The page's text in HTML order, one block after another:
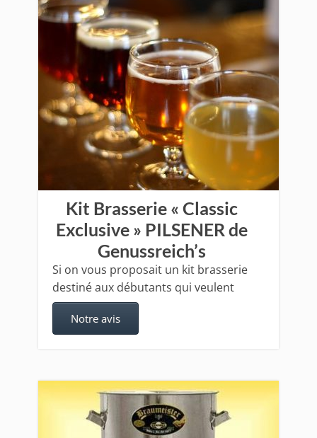
Kit Brasserie « Classic
Exclusive » PILSENER de
Genussreich’s
Si on vous proposait un kit brasserie
destiné aux débutants qui veulent
Notre avis